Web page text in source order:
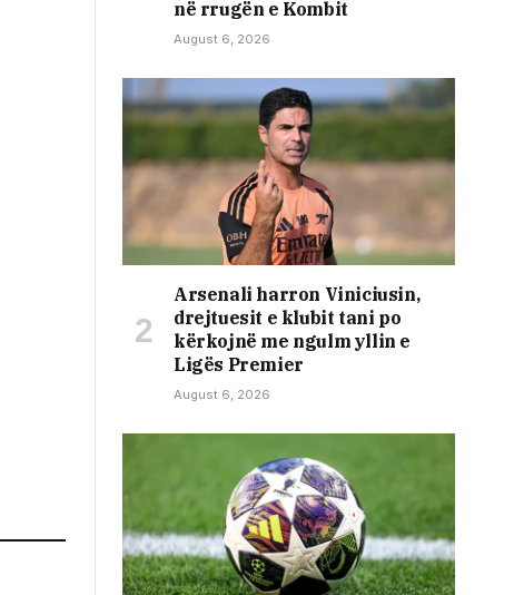
në rrugën e Kombit
August 6, 2026
Arsenali harron Viniciusin,
drejtuesit e klubit tani po
kërkojnë me ngulm yllin e
Ligës Premier
August 6, 2026